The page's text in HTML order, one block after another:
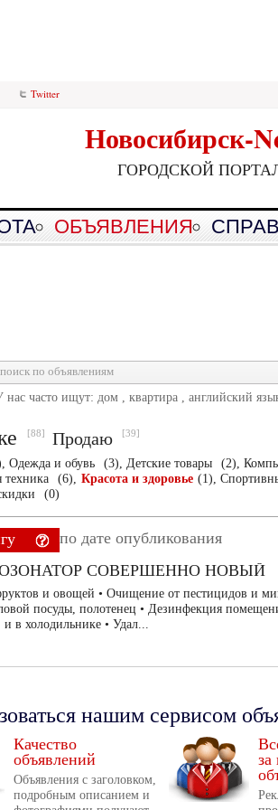
Twitter
Новосибирск-
ГОРОДСКОЙ
ОБЪЯВЛЕНИЯ
нас часто ищут: дом , квартира , английский
[88] Продаю [39]
Одежда и обувь (3), Детские товары (2),
техника (6), Красота и здоровье (1),
(0)
по дате опубликования
СОВЕРШЕННО НОВЫЙ
и овощей • Очищение от пестицидов и
посуды, полотенец • Дезинфекция
в холодильнике • Удал...
нашим сервисом
Качество
объявлений
Объявления с заголовком,
подробным описанием и
за